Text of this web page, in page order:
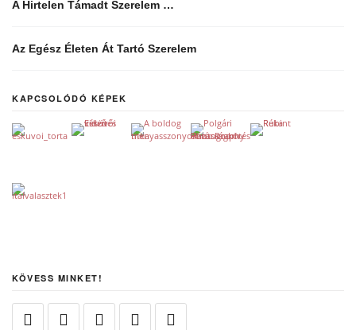
A Hirtelen Támadt Szerelem …
Az Egész Életen Át Tartó Szerelem
KAPCSOLÓDÓ KÉPEK
KÖVESS MINKET!